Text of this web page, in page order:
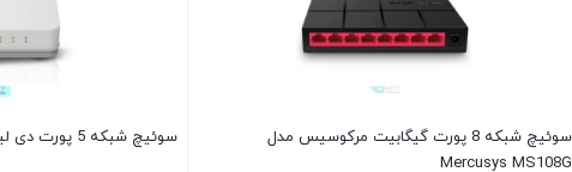
سوئیچ شبکه 8 پورت گیگابیت مرکوسیس مدل
Mercusys MS108G
سوئیچ شبکه 5 پورت دی لینک مدل D-LINK DES-1005C